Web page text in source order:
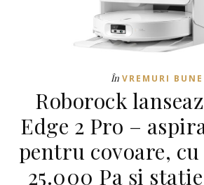
În VREMURI BUNE
Roborock
Edge 2 Pro –
pentru covoare,
25.000 Pa și